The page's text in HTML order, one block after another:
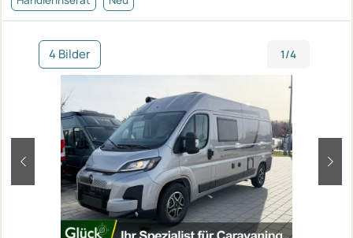
4 Bilder 1/4
zurück